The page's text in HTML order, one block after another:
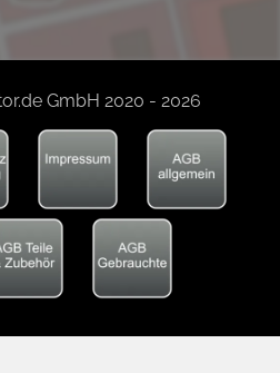
GmbH 2020 - 2026